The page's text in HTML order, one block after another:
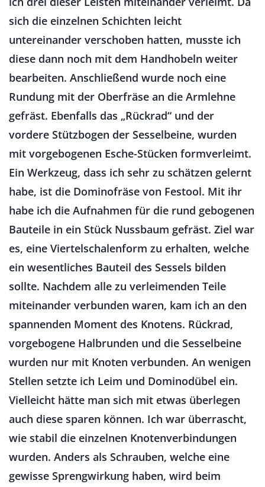
sich die einzelnen Schichten leicht
untereinander verschoben hatten, musste ich
diese dann noch mit dem Handhobeln weiter
bearbeiten. Anschließend wurde noch eine
Rundung mit der Oberfräse an die Armlehne
gefräst. Ebenfalls das „Rückrad“ und der
vordere Stützbogen der Sesselbeine, wurden
mit vorgebogenen Esche-Stücken formverleimt.
Ein Werkzeug, dass ich sehr zu schätzen gelernt
habe, ist die Dominofräse von Festool. Mit ihr
habe ich die Aufnahmen für die rund gebogenen
Bauteile in ein Stück Nussbaum gefräst. Ziel war
es, eine Viertelschalenform zu erhalten, welche
ein wesentliches Bauteil des Sessels bilden
sollte. Nachdem alle zu verleimenden Teile
miteinander verbunden waren, kam ich an den
spannenden Moment des Knotens. Rückrad,
vorgebogene Halbrunden und die Sesselbeine
wurden nur mit Knoten verbunden. An wenigen
Stellen setzte ich Leim und Dominodübel ein.
Vielleicht hätte man sich mit etwas überlegen
auch diese sparen können. Ich war überrascht,
wie stabil die einzelnen Knotenverbindungen
wurden. Anders als Schrauben, welche eine
gewisse Sprengwirkung haben, wird beim